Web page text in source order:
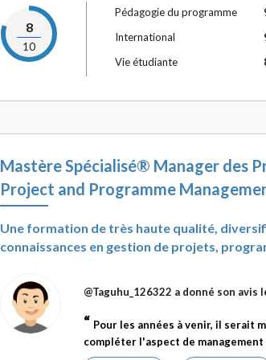
8
10
Pédagogie du programme
International
Vie étudiante
Mastère Spécialisé® Manager des
Project and Programme
Une formation de très haute qualité,
connaissances en gestion de projets,
@Taguhu_126322 a donné son avis
Pour les années à venir, il serait
compléter l'aspect de management